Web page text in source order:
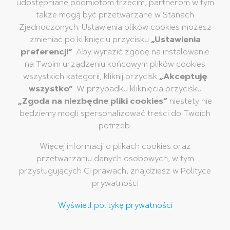
Artykuły piśmienne
Artykuły plastyczne
Artykuły kreatywne
Kleje
Korektory i gumki
Artykuły szkolne
Artykuły biurowe
Profesjonalne artykuły
Ekskluzywne Pisanie
Grupa Pelikan
Pelikan na całym świecie
Nasza misja, wizja i
wartości
Zrównoważony rozwój
Muzeum Pelikan
Marka Usługi
Katalogi
pytania
Newsletter
Kontakt
udostępniane podmiotom trzecim, partnerom w tym
także mogą być przetwarzane w Stanach
Zjednoczonych. Ustawienia plików cookies możesz
zmieniać po kliknięciu przycisku „Ustawienia
preferencji”. Aby wyrazić zgodę na instalowanie
na Twoim urządzeniu końcowym plików cookies
wszystkich kategorii, kliknij przycisk „Akceptuję
wszystko”. W przypadku kliknięcia przycisku
„Zgoda na niezbędne pliki cookies” niestety nie
będziemy mogli spersonalizować treści do Twoich
potrzeb.
Więcej informacji o plikach cookies oraz
przetwarzaniu danych osobowych, w tym
przysługujących Ci prawach, znajdziesz w Polityce
prywatności
Wyświetl politykę prywatności